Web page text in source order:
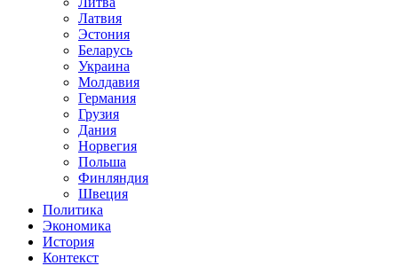
Латвия
Эстония
Беларусь
Украина
Молдавия
Германия
Грузия
Дания
Норвегия
Польша
Финляндия
Швеция
Политика
Экономика
История
Контекст